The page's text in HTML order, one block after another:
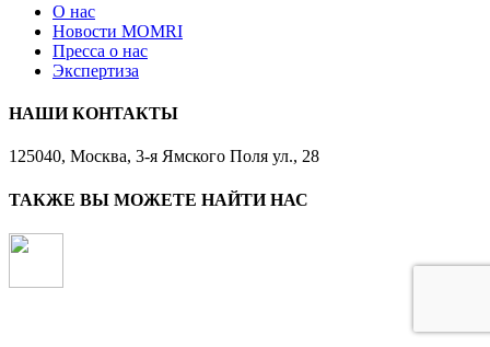
О нас
Новости MOMRI
Пресса о нас
Экспертиза
НАШИ КОНТАКТЫ
125040, Москва, 3-я Ямского Поля ул., 28
ТАКЖЕ ВЫ МОЖЕТЕ НАЙТИ НАС